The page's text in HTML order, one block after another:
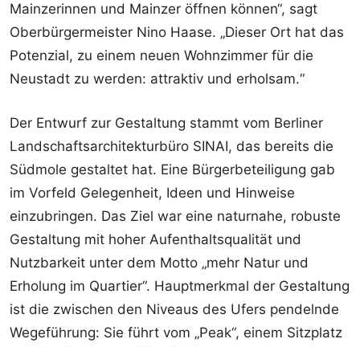
Mainzerinnen und Mainzer öffnen können“, sagt
Oberbürgermeister Nino Haase. „Dieser Ort hat das
Potenzial, zu einem neuen Wohnzimmer für die
Neustadt zu werden: attraktiv und erholsam.“
Der Entwurf zur Gestaltung stammt vom Berliner
Landschaftsarchitekturbüro SINAI, das bereits die
Südmole gestaltet hat. Eine Bürgerbeteiligung gab
im Vorfeld Gelegenheit, Ideen und Hinweise
einzubringen. Das Ziel war eine naturnahe, robuste
Gestaltung mit hoher Aufenthaltsqualität und
Nutzbarkeit unter dem Motto „mehr Natur und
Erholung im Quartier“. Hauptmerkmal der Gestaltung
ist die zwischen den Niveaus des Ufers pendelnde
Wegeführung: Sie führt vom „Peak“, einem Sitzplatz